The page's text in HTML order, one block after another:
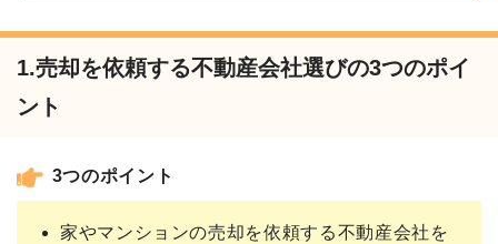
1.売却を依頼する不動産会社選びの3つのポイ
ント
3つのポイント
家やマンションの売却を依頼する不動産会社を